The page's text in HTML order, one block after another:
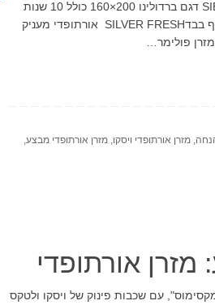
ברדולינו 190×140 מזרן SIESTA דגם ברדולינו 200×160 כולל 10 שנות
אחריות פרטי המוצר מזרן עטוף בבדSILVER FRESH אורתופדי מעניק
פולימר…
מזרן אורתופדי ויסקו מזרן אורתופדי מבצע,
אורתופדי
עם שכבות פינוק של ויסקו ולטקס